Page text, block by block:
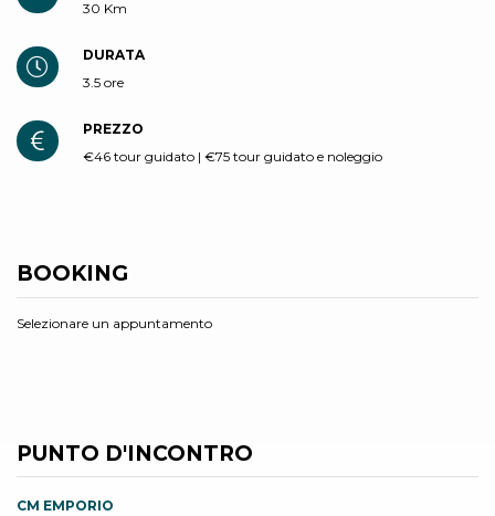
30 Km
DURATA
3.5 ore
PREZZO
€46 tour guidato | €75 tour guidato e noleggio
BOOKING
Selezionare un appuntamento
PUNTO D'INCONTRO
CM EMPORIO